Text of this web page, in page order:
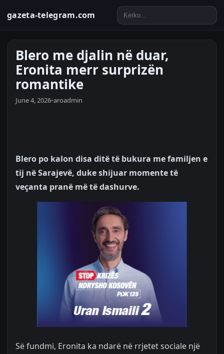
gazeta-telegram.com
Blero me djalin në duar,
Eronita merr surprizën
romantike
June 4, 2026•aroadmin
Blero po kalon disa ditë të bukura me familjen e
tij në Sarajevë, duke shijuar momente të
veçanta pranë më të dashurve.
Së fundmi, Eronita ka ndarë në rrjetet sociale një